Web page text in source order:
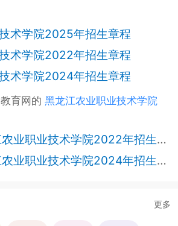
术学院2025年招生章程
术学院2022年招生章程
术学院2024年招生章程
育网的 黑龙江农业职业技术学院
业职业技术学院2022年招生章程
业职业技术学院2024年招生章程
更多